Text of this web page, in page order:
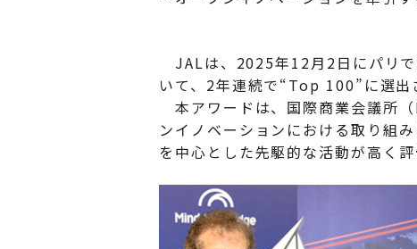
JALは、2025年12月2日にパリ
いて、2年連続で“Top 100”に選出
本アワードは、国際商業会議所
ンイノベーションにおける取り組
を中心とした先駆的な活動が高く評